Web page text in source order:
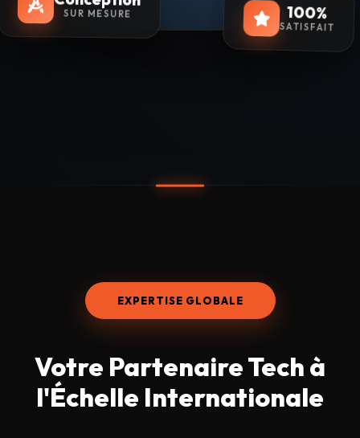
100%
SUR MESURE
EXPERTISE GLOBALE
Votre Partenaire Tech à
l'Échelle Internationale